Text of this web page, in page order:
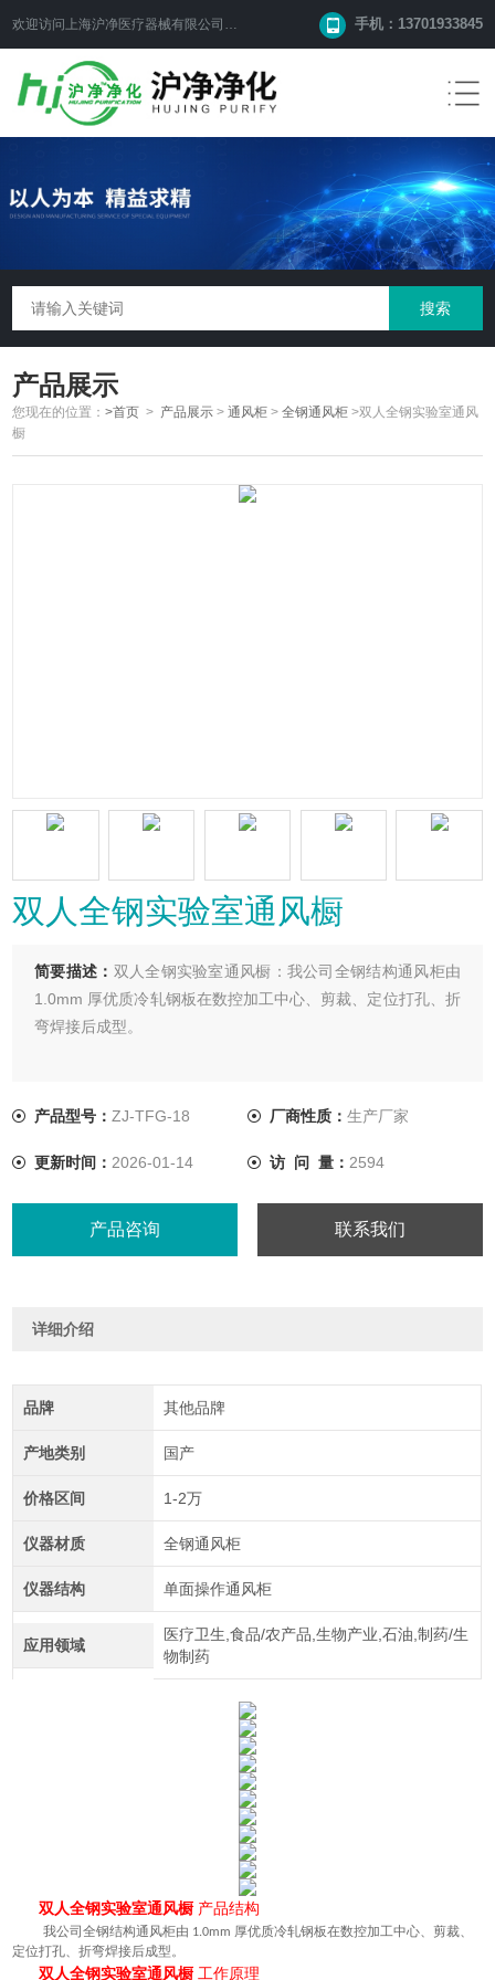
欢迎访问上海沪净医疗器械有限公司网站！ 手机：13701933845
产品展示
您现在的位置：>首页 > 产品展示 >通风柜 >全钢通风柜 >双人全钢实验室通风
橱
双人全钢实验室通风橱
简要描述： 双人全钢实验室通风橱：我公司全钢结构通风柜由
1.0mm 厚优质冷轧钢板在数控加工中心、剪裁、定位打孔、折
弯焊接后成型。
产品型号：ZJ-TFG-18 厂商性质： 生产厂家
更新时间： 2026-01-14 访 问 量： 2594
产品咨询 联系我们
详细介绍
品牌 其他品牌
产地类别 国产
价格区间 1-2万
仪器材质 全钢通风柜
仪器结构 单面操作通风柜
应用领域
医疗卫生,食品/农产品,生物产业,石油,制药/生
物制药
双人全钢实验室通风橱 产品结构
我公司全钢结构通风柜由 1.0mm 厚优质冷轧钢板在数控加工中心、剪裁、
定位打孔、折弯焊接后成型。
双人全钢实验室通风橱 工作原理